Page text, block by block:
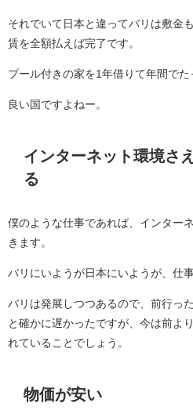
それでいて日本と違ってバリは敷金
賃を全額払えば完了です。
プール付きの家を1年借りて年間でた
良い国ですよねー。
インターネット環境さ
る
僕のような仕事であれば、インター
きます。
バリにいようが日本にいようが、仕
バリは発展しつつあるので、前行っ
と確かに遅かったですが、今は前よ
れていることでしょう。
物価が安い